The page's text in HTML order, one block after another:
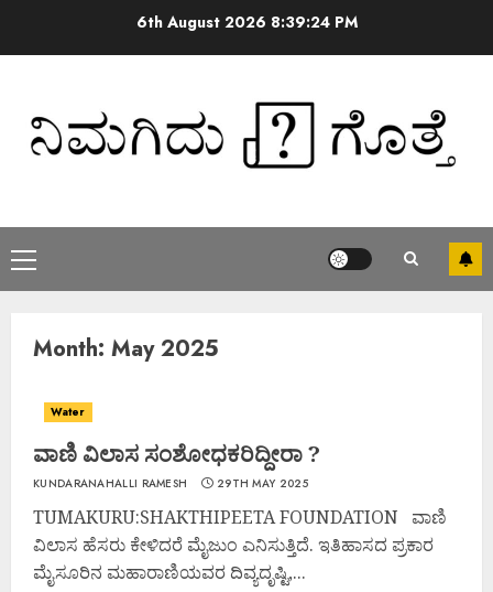
6th August 2026 8:39:25 PM
Month: May 2025
Water
ವಾಣಿ ವಿಲಾಸ ಸಂಶೋಧಕರಿದ್ದೀರಾ ?
KUNDARANAHALLI RAMESH 29TH MAY 2025
TUMAKURU:SHAKTHIPEETA FOUNDATION ವಾಣಿ
ವಿಲಾಸ ಹೆಸರು ಕೇಳಿದರೆ ಮೈಜುಂ ಎನಿಸುತ್ತಿದೆ. ಇತಿಹಾಸದ ಪ್ರಕಾರ
ಮೈಸೂರಿನ ಮಹಾರಾಣಿಯವರ ದಿವ್ಯದೃಷ್ಟಿ,...